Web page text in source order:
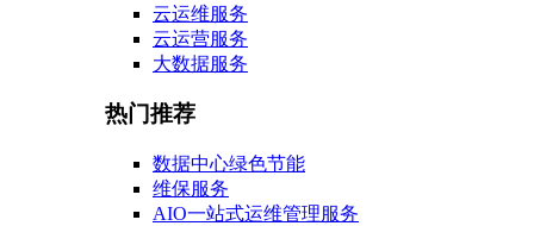
云运维服务
云运营服务
大数据服务
热门推荐
数据中心绿色节能
维保服务
AIO一站式运维管理服务